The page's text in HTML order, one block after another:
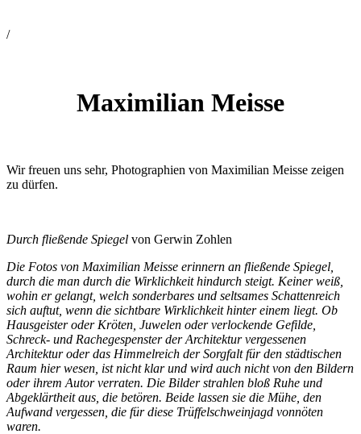
/
Maximilian Meisse
Wir freuen uns sehr, Photographien von Maximilian Meisse zeigen
zu dürfen.
Durch fließende Spiegel von Gerwin Zohlen
Die Fotos von Maximilian Meisse erinnern an fließende Spiegel,
durch die man durch die Wirklichkeit hindurch steigt. Keiner weiß,
wohin er gelangt, welch sonderbares und seltsames Schattenreich
sich auftut, wenn die sichtbare Wirklichkeit hinter einem liegt. Ob
Hausgeister oder Kröten, Juwelen oder verlockende Gefilde,
Schreck- und Rachegespenster der Architektur vergessenen
Architektur oder das Himmelreich der Sorgfalt für den städtischen
Raum hier wesen, ist nicht klar und wird auch nicht von den Bildern
oder ihrem Autor verraten. Die Bilder strahlen bloß Ruhe und
Abgeklärtheit aus, die betören. Beide lassen sie die Mühe, den
Aufwand vergessen, die für diese Trüffelschweinjagd vonnöten
waren.